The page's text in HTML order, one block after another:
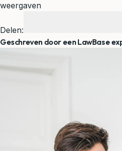
weergaven
Delen:
Geschreven door een LawBase